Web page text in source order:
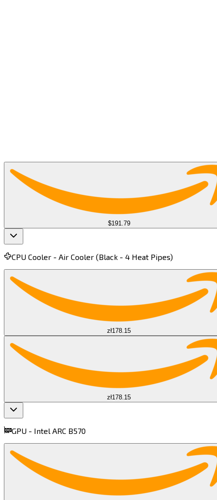
CPU (Centralna Jednostka Przetwarzająca) stanowi
kręgosłup wydajności gier, obsługując fizykę gry, sztuczną
inteligencję oraz zadania systemowe. Mocny procesor
minimalizuje wąskie gardła, zapewniając wyższą liczbę
klatek na sekundę, płynniejszą rozgrywkę oraz lepsze
ogólne doświadczenie z grami na PC.​​​​‌ ‍ ​‍​‍‌‍ ‌ ​‍‌‍‍‌‌‍‌ ‌‍‍‌‌‍ ‍​‍​‍​ ‍‍​‍​‍‌ ​ ‌‍​‌‌‍ ‍‌‍‍‌‌ ‌​‌ ‍‌​‍ ‍‌‍‍‌‌‍ ​‍​‍​‍ ​​‍​‍‌‍‍​‌ ​‍‌‍‌‌‌‍‌‍​‍​‍​ ‍‍​‍​‍​‍ ‌‍​‌‌‍‌​‌‍ ‌‌‍‍‌‌‍ ‍​‍ ‌‍‍‌‌‍ ‍‌ ‌​‌‍‌‌‌‍ ‍‌ ‌​​‍ ‌‍‌‌‌‍‌​‌‍‍‌‌ ‌​​‍ ‌‍ ‌‌‍ ‌‍‌​‌‍‌‌​ ‌‌ ​​‌ ​‍‌‍‌‌‌ ​ ‌‍‌‌‌‍ ‍‌ ‌​‌‍​‌‌ ‌​‌‍‍‌‌‍ ‌‍ ‍​ ‍ ‌‍‍‌‌‍‌​​ ‌​ ‌‌​ ‍​‌‍‌​​ ​​​ ​‍​ ‌‍​ ​​​ ‍​​‍ ‌​ ​‍‌‍​‍​ ‌​​ ​‍​‍ ‌​ ‌​‌‍​‍‌‍​‍‌‍‌‌​‍ ‌​ ‍‌​ ‌​​ ‍​​ ​ ​‍ ‌‌‍‌‌​ ​​​ ‍‌​ ‌‍​ ​​​ ‍​‌‍‌​‌‍‌‍​ ‍​​ ​ ​ ‌‌​ ‌​​ ‍ ‌ ‌​‌ ‍‌‌ ​​‌‍‌‌​ ‌‌ ​​‌‍​‌‌ ​‍‌ ‌​‌​‌​‌‍‌‌‌ ​ ‌‍​ ‌ ​‍‌‍‍‌‌ ​​‌ ‌​‌‍‍‌‌‍ ‌‍ ‍​ ‍ ‌ ​​‌‍​‌‌ ‌​‌‍‍​​ ‌‌‍‌​‌‍‌‌‌ ​ ‌‍​ ‌ ​‍‌‍‍‌‌ ​​‌ ‌​‌‍‍‌‌‍ ‌‍ ‍​‍‌‌​ ‌‌‌​​‍‌‌ ‌‍‍ ‌‍‌‌‌ ‍‌​‍‌‌​ ​ ‌​‌​​‍‌‌​ ​ ‌​‌​​‍‌‌​ ​‍​ ​‍‌ ​​‌‍ ​​‍‌‌​ ​‍​ ​‍​‍‌‌​ ‌‌‌​‌​​‍ ‍‌ ‌‍‌‍​‌‌‍ ​‌ ‌‌‌‍‌‌​ ‌‍​‍‌‍​‌‌ ​ ‌‍‌‌‌‌‌‌‌ ​‍‌‍ ​​ ‌​‍‌‌​ ​‍‌​‌‍‌‍​‌‌‍‌​‌‍ ‌‌‍‍‌‌‍ ‍​‍‌‍‌‍‍‌‌‍‌​​ ‌​ ‌‌​ ‍​‌‍‌​​ ​​​ ​‍​ ‌‍​ ​​​ ‍​​‍ ‌​ ​‍‌‍​‍​ ‌​​ ​‍​‍ ‌​ ‌​‌‍​‍‌‍​‍‌‍‌‌​‍ ‌​ ‍‌​ ‌​​ ‍​​ ​ ​‍ ‌‌‍‌‌​ ​​​ ‍‌​ ‌‍​ ​​​ ‍​‌‍‌​‌‍‌‍​ ‍​​ ​ ​ ‌‌​ ‌​​‍‌‍‌ ‌​‌ ‍‌‌ ​​‌‍‌‌​ ‌‌ ​​‌‍​‌‌ ​‍‌ ‌​‌​‌​‌‍‌‌‌ ​ ‌‍​ ‌ ​‍‌‍‍‌‌ ​​‌ ‌​‌‍‍‌‌‍ ‌‍ ‍​‍‌‍‌ ​​‌‍​‌‌ ‌​‌‍‍​​ ‌‌‍‌​‌‍‌‌‌ ​ ‌‍​ ‌ ​‍‌‍‍‌‌ ​​‌ ‌​‌‍‍‌‌‍ ‌‍ ‍​‍‌‌​ ‌‌‌​​‍‌‌ ‌‍‍ ‌‍‌‌‌ ‍‌​‍‌‌​ ​ ‌​‌​​‍‌‌​ ​ ‌​‌​​‍‌‌​ ​‍​ ​‍‌ ​​‌‍ ​​‍‌‌​ ​‍​ ​‍​‍‌‌​ ‌‌‌​‌​​‍ ‍‌ ‌‍‌‍​‌‌‍ ​‌ ‌‌‌‍‌‌​‍‌‍‌ ​​‌‍‌‌‌ ​‍‌ ​ ‌ ​​‌‍‌‌‌‍​ ‌ ‌​‌‍‍‌‌ ‌‍‌‍‌‌​ ‌‌ ​​‌ ‌‌‌‍​‍‌‍ ​‌‍‍‌‌ ​ ‌‍‍​‌‍‌‌‌‍‌​​‍​‍‌ ‌Other Retailers
find more oncpus.gg
$191.79
CPU Cooler - Air Cooler (Black - 4 Heat Pipes)​​​​‌ ‍ ​‍​‍‌‍ ‌ ​‍‌‍‍‌‌‍‌ ‌‍‍‌‌‍ ‍​‍​‍​ ‍‍​‍​‍‌ ​ ‌‍​‌‌‍ ‍‌‍‍‌‌ ‌​‌ ‍‌​‍ ‍‌‍‍‌‌‍ ​‍​‍​‍ ​​‍​‍‌‍‍​‌ ​‍‌‍‌‌‌‍‌‍​‍​‍​ ‍‍​‍​‍​‍ ‌‍​‌‌‍‌​‌‍ ‌‌‍‍‌‌‍ ‍​‍ ‌‍‍‌‌‍ ‍‌ ‌​‌‍‌‌‌‍ ‍‌ ‌​​‍ ‌‍‌‌‌‍‌​‌‍‍‌‌ ‌​​‍ ‌‍ ‌‌‍ ‌‍‌​‌‍‌‌​ ‌‌ ​​‌ ​‍‌‍‌‌‌ ​ ‌‍‌‌‌‍ ‍‌ ‌​‌‍​‌‌ ‌​‌‍‍‌‌‍ ‌‍ ‍​ ‍ ‌‍‍‌‌‍‌​​ ‌‌‍​‌​ ‍​​ ‍‌​ ‌‌​ ​‌​ ‌ ​ ‌‍‌‍​‌​‍ ‌‌‍‌‌​ ‌‌​ ‍‌​ ​‍​‍ ‌​ ‌​‌‍‌‌​ ​‍​ ​‌​‍ ‌​ ‍‌​ ​ ​ ‌‍​ ​ ​‍ ‌​ ‌ ​ ​‍‌‍‌‌​ ​‌​ ‌‍‌‍​‍‌‍‌​​ ‍‌‌‍​‍​ ​‌​ ‍​​ ‌‍​ ‍ ‌ ‌​‌ ‍‌‌ ​​‌‍‌‌​ ‌‌‍​ ‌ ​​‌ ‌‌‌‍​ ‌‍ ‌‍ ‌‍ ​‌‍‌‌‌ ​‍​ ‍ ‌ ​​‌‍​‌‌ ‌​‌‍‍​​ ‌‌‍ ‍‌‍​‌‌‍ ‌‌‍‌‌​ ‌‍​‍‌‍​‌‌ ​ ‌‍‌‌‌‌‌‌‌ ​‍‌‍ ​​ ‌​‍‌‌​ ​‍‌​‌‍‌‍​‌‌‍‌​‌‍ ‌‌‍‍‌‌‍ ‍​‍‌‍‌‍‍‌‌‍‌​​ ‌‌‍​‌​ ‍​​ ‍‌​ ‌‌​ ​‌​ ‌ ​ ‌‍‌‍​‌​‍ ‌‌‍‌‌​ ‌‌​ ‍‌​ ​‍​‍ ‌​ ‌​‌‍‌‌​ ​‍​ ​‌​‍ ‌​ ‍‌​ ​ ​ ‌‍​ ​ ​‍ ‌​ ‌ ​ ​‍‌‍‌‌​ ​‌​ ‌‍‌‍​‍‌‍‌​​ ‍‌‌‍​‍​ ​‌​ ‍​​ ‌‍​‍‌‍‌ ‌​‌ ‍‌‌ ​​‌‍‌‌​ ‌‌‍​ ‌ ​​‌ ‌‌‌‍​ ‌‍ ‌‍ ‌‍ ​‌‍‌‌‌ ​‍​‍‌‍‌ ​​‌‍​‌‌ ‌​‌‍‍​​ ‌‌‍ ‍‌‍​‌‌‍ ‌‌‍‌‌​‍‌‍‌ ​​‌‍‌‌‌ ​‍‌ ​ ‌ ​​‌‍‌‌‌‍​ ‌ ‌​‌‍‍‌‌ ‌‍‌‍‌‌​ ‌‌ ​​‌ ‌‌‌‍​‍‌‍ ​‌‍‍‌‌ ​ ‌‍‍​‌‍‌‌‌‍‌​​‍​‍‌ ‌
zł178.15
zł178.15
GPU - Intel ARC B570​​​​‌ ‍ ​‍​‍‌‍ ‌ ​‍‌‍‍‌‌‍‌ ‌‍‍‌‌‍ ‍​‍​‍​ ‍‍​‍​‍‌ ​ ‌‍​‌‌‍ ‍‌‍‍‌‌ ‌​‌ ‍‌​‍ ‍‌‍‍‌‌‍ ​‍​‍​‍ ​​‍​‍‌‍‍​‌ ​‍‌‍‌‌‌‍‌‍​‍​‍​ ‍‍​‍​‍​‍ ‌‍​‌‌‍‌​‌‍ ‌‌‍‍‌‌‍ ‍​‍ ‌‍‍‌‌‍ ‍‌ ‌​‌‍‌‌‌‍ ‍‌ ‌​​‍ ‌‍‌‌‌‍‌​‌‍‍‌‌ ‌​​‍ ‌‍ ‌‌‍ ‌‍‌​‌‍‌‌​ ‌‌ ​​‌ ​‍‌‍‌‌‌ ​ ‌‍‌‌‌‍ ‍‌ ‌​‌‍​‌‌ ‌​‌‍‍‌‌‍ ‌‍ ‍​ ‍ ‌‍‍‌‌‍‌​​ ‌​ ​‍‌‍‌‍‌‍​ ‌‍​‍​ ‍‌‌‍‌‍​ ​‍‌‍‌​​‍ ‌​ ‍‌​ ‌ ​ ​‍​ ‌‍​‍ ‌​ ‌​​ ​‍​ ​​​ ‌‌​‍ ‌‌‍​‌​ ​‌​ ‍‌​ ‌ ​‍ ‌‌‍‌​​ ‌ ‌‍​‌‌‍​‌​ ‌‌​ ​‌​ ​‍​ ‌​​ ‌ ​ ​‌​ ‍‌​ ​‍​ ‍ ‌ ‌​‌ ‍‌‌ ​​‌‍‌‌​ ‌‌‍‌ ‌ ​​‌ ‌‌​ ‍ ‌ ​​‌‍​‌‌ ‌​‌‍‍​​ ‌‌‍ ‍‌‍​‌‌‍ ‌‌‍‌‌​ ‌‍​‍‌‍​‌‌ ​ ‌‍‌‌‌‌‌‌‌ ​‍‌‍ ​​ ‌​‍‌‌​ ​‍‌​‌‍‌‍​‌‌‍‌​‌‍ ‌‌‍‍‌‌‍ ‍​‍‌‍‌‍‍‌‌‍‌​​ ‌​ ​‍‌‍‌‍‌‍​ ‌‍​‍​ ‍‌‌‍‌‍​ ​‍‌‍‌​​‍ ‌​ ‍‌​ ‌ ​ ​‍​ ‌‍​‍ ‌​ ‌​​ ​‍​ ​​​ ‌‌​‍ ‌‌‍​‌​ ​‌​ ‍‌​ ‌ ​‍ ‌‌‍‌​​ ‌ ‌‍​‌‌‍​‌​ ‌‌​ ​‌​ ​‍​ ‌​​ ‌ ​ ​‌​ ‍‌​ ​‍​‍‌‍‌ ‌​‌ ‍‌‌ ​​‌‍‌‌​ ‌‌‍‌ ‌ ​​‌ ‌‌​‍‌‍‌ ​​‌‍​‌‌ ‌​‌‍‍​​ ‌‌‍ ‍‌‍​‌‌‍ ‌‌‍‌‌​‍‌‍‌ ​​‌‍‌‌‌ ​‍‌ ​ ‌ ​​‌‍‌‌‌‍​ ‌ ‌​‌‍‍‌‌ ‌‍‌‍‌‌​ ‌‌ ​​‌ ‌‌‌‍​‍‌‍ ​‌‍‍‌‌ ​ ‌‍‍​‌‍‌‌‌‍‌​​‍​‍‌ ‌